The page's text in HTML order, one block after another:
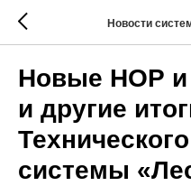
Новости
Новые НОР и
и другие
системы